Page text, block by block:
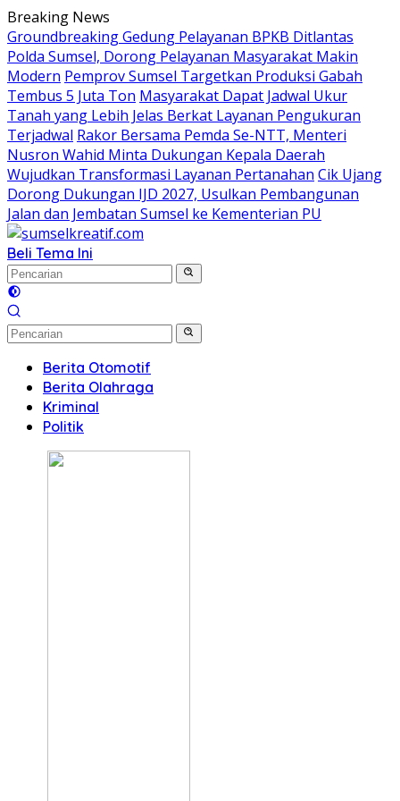
Langsung
ke
konten
Breaking News
Groundbreaking Gedung Pelayanan BPKB Ditlantas
Polda Sumsel, Dorong Pelayanan Masyarakat Makin
Modern Pemprov Sumsel Targetkan Produksi Gabah
Tembus 5 Juta Ton Masyarakat Dapat Jadwal Ukur
Tanah yang Lebih Jelas Berkat Layanan Pengukuran
Terjadwal Rakor Bersama Pemda Se-NTT, Menteri
Nusron Wahid Minta Dukungan Kepala Daerah
Wujudkan Transformasi Layanan Pertanahan Cik Ujang
Dorong Dukungan IJD 2027, Usulkan Pembangunan
Jalan dan Jembatan Sumsel ke Kementerian PU
Beli Tema Ini
Berita Otomotif
Berita Olahraga
Kriminal
Politik